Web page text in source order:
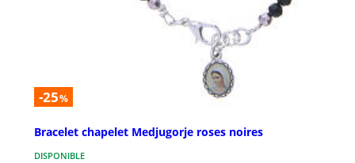
-25%
Bracelet chapelet Medjugorje roses noires
DISPONIBLE